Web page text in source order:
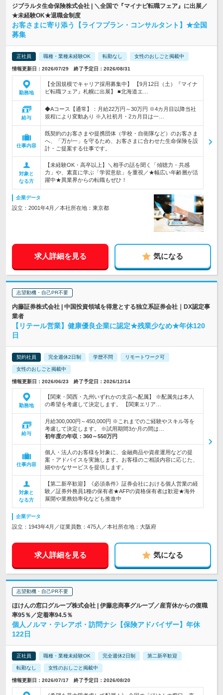
ジブラルタ生命保険株式会社 | ＼全国で『マイナビ転職フェア』に出展／
★未経験OK★退職金制度
お客さまに寄り添う【ライフプラン・コンサルタント】★全国
募集
正社員 職種・業種未経験OK 転勤なし 女性のおしごと掲載中
情報更新日：2026/07/29 終了予定日：2026/08/31
勤務地
【全国規模でキャリア採用募集中】 【9月12日（土）『マイナ
ビ転職フェア』札幌に出展】 ■北海道エ…
給与
◆Aコース【通常】：月給22万円～30万円 ※4カ月目以降当社
規程により変動あり ※入社初月・2カ月目は一…
仕事内容
既契約のお客さまや提携団体（学校・自衛隊など）のお客さま
へ、「万が一」を守るため、お客さまに合わせた生命保険を設
計・ご提案する仕事です。
対象と
なる方
【未経験OK・高卒以上】＼相手の話を聞く「傾聴力・共感
力」や、素直に学ぶ「学習意欲」を重視／★幅広い年齢層が活
躍中★異業界からの転職もぜひ！
企業データ
設立：2001年4月／本社所在地：東京都
求人詳細を見る 気になる
志望動機・自己PR不要
内藤証券株式会社 | 中国投資領域を得意とする独立系証券会社｜DX認定事
業者
【リテール営業】健康優良企業に認定★残業少なめ★年休120
日
契約社員 完全週休2日制 学歴不問 リモートワーク可
女性のおしごと掲載中
情報更新日：2026/06/23 終了予定日：2026/12/14
勤務地
【関東・関西・九州いずれかの支店へ配属】 ※配属先は本人
の希望を考慮して決定します。 【関東エリア…
給与
月給300,000円～450,000円 ※これまでのご経験やスキル等を
考慮して決定します。 ※試用期間3か月の間は…
初年度の年収： 360～550万円
仕事内容
個人・法人のお客様を対象に、金融商品や資産運用などの提
案・アドバイスを実施します。お客様のご相談内容に応じた、
細やかなサービスを提供します。
対象と
なる方
【第二新卒歓迎】《必須条件》証券会社における個人営業の経
験／証券外務員1種の保有者★AFPの資格保有者は歓迎★海外
展開や業務効率化なども推進中
企業データ
設立：1943年4月／従業員数：475人／本社所在地：大阪府
求人詳細を見る 気になる
志望動機・自己PR不要
ほけんの窓口グループ株式会社 | 伊藤忠商事グループ／産育休からの復職
率95％／定着率94.5％
個人ノルマ・テレアポ・訪問ナシ【保険アドバイザー】年休
122日
正社員 職種・業種未経験OK 完全週休2日制 第二新卒歓迎
転勤なし 女性のおしごと掲載中
情報更新日：2026/07/17 終了予定日：2026/08/20